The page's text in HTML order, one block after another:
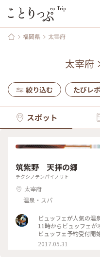
福岡県 太宰府
太宰府
絞り込む たびレポ
スポット
筑紫野 天拝の郷
チクシノテンパイノサト
太宰府
温泉・スパ
ビュッフェが人気の温泉【天拝の郷】
11時からビュッフェが
ビュッフェ予約受付開
いて４番目。 温泉とビュッ
野菜を使ったサラダが
2017.05.31